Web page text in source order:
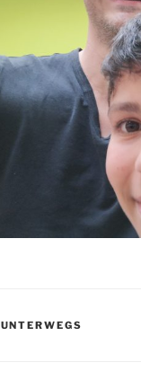
SCHLAGWÖRTER
UNTERWEGS